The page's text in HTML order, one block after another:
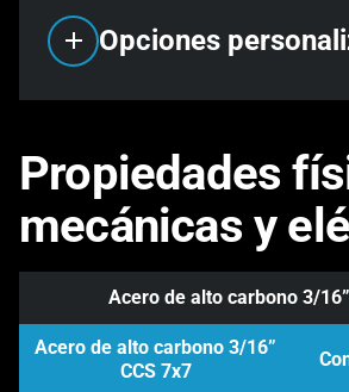
Opciones
Propiedades
mecánicas y
Acero de alto carbono 3/
Acero de alto carbono 3/16”
CCS 7x7